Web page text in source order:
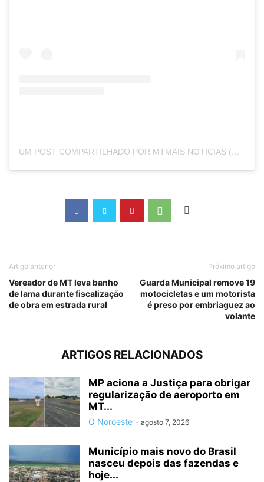
UM POST COMPARTILHADO POR MTMAIS NOTICIAS (@MTMAISMT)
Artigo anterior
Vereador de MT leva banho
de lama durante fiscalização
de obra em estrada rural
Próximo artigo
Guarda Municipal remove 19
motocicletas e um motorista
é preso por embriaguez ao
volante
ARTIGOS RELACIONADOS
MP aciona a Justiça para obrigar
regularização de aeroporto em
MT...
O Noroeste - agosto 7, 2026
Município mais novo do Brasil
nasceu depois das fazendas e
hoje...